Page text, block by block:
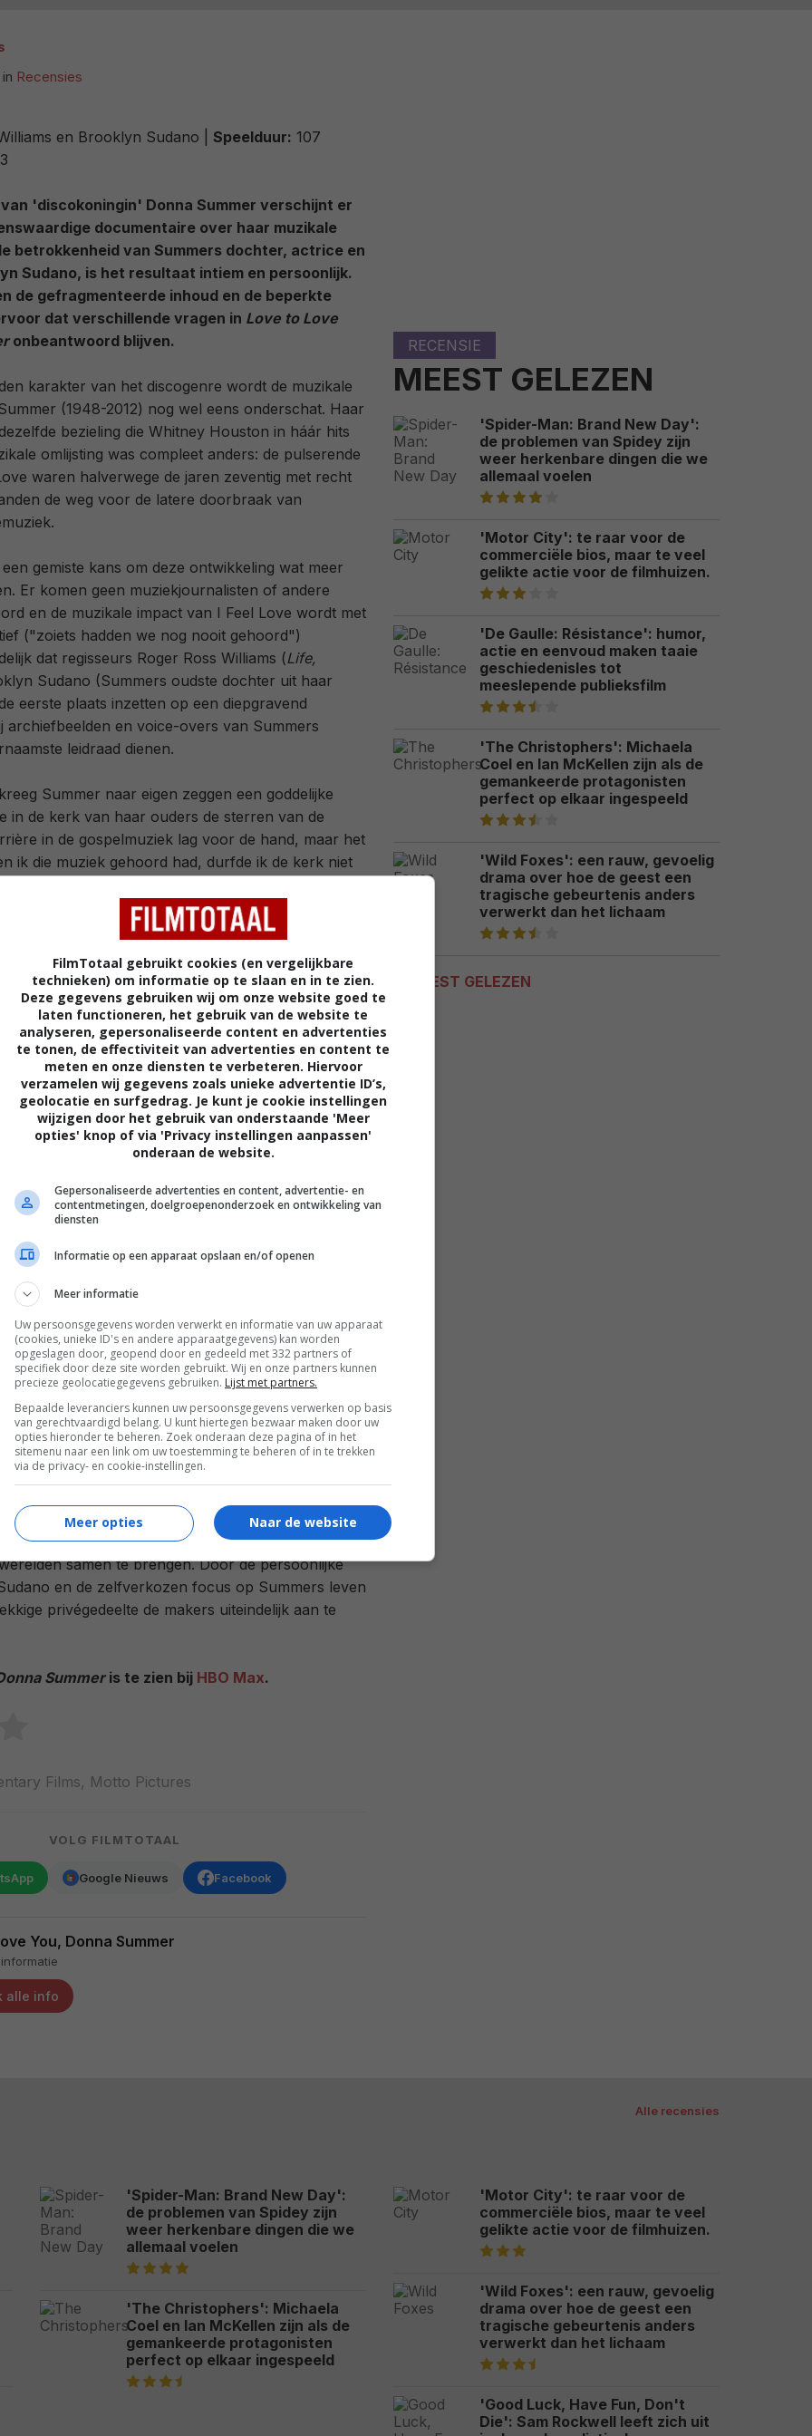
in Recensies
en Brooklyn Sudano | Speelduur: 107
'discokoningin' Donna Summer verschijnt er
documentaire over haar muzikale
betrokkenheid van Summers dochter, actrice en
Sudano, is het resultaat intiem en persoonlijk.
de gefragmenteerde inhoud en de beperkte
dat verschillende vragen in Love to Love
onbeantwoord blijven.
karakter van het discogenre wordt de muzikale
(1948-2012) nog wel eens onderschat. Haar
bezieling die Whitney Houston in háár hits
omlijsting was compleet anders: de pulserende
waren halverwege de jaren zeventig met recht
de weg voor de latere doorbraak van
gemiste kans om deze ontwikkeling wat meer
Er komen geen muziekjournalisten of andere
en de muzikale impact van I Feel Love wordt met
("zoiets hadden we nog nooit gehoord")
dat regisseurs Roger Ross Williams (Life,
Sudano (Summers oudste dochter uit haar
eerste plaats inzetten op een diepgravend
archiefbeelden en voice-overs van Summers
leidraad dienen.
Summer naar eigen zeggen een goddelijke
in de kerk van haar ouders de sterren van de
in de gospelmuziek lag voor de hand, maar het
ik die muziek gehoord had, durfde ik de kerk niet
een familielid de overstap.
onderscheid op muzikaal niveau klinkt, zo
makers Summers raadselachtige karakter op en
in de eerste minuten stelt Summer op archieftape
heeft en verschillende rollen speelt. Later
dat ze het podium als actrice betreedt en niet
te zijn.
bekijkt, zal niet snel opkijken van
bestaan leiden. Toch roept dat gegeven in
extra vraagtekens op, omdat de documentaire
maakt waaróm de zangeres die nood zo voelde. De
maar frustreren ook een beetje: als relatieve
het gevoel krijgen dat je er achteraf alsnog goed
artikelen door te spitten. Niet dat dat
niet naar een documentaire om jezelf door te
beeldregie en de verscheidene bijdrages van
in het bijzonder) maken veel goed, al is het jammer
stilstaat bij haar eigen bijdrages. Zo is er een
scène waarin zij in een atelier een aantal
moeder bekijkt.
in Summers privéleven, kan zo ondanks de uiterst
toch teleurgesteld achterblijven. Aangezien de
en kenners van de
bedient (
The Last Days of Discois dan
slagen Ross Williams en Sudano er dus niet in
samen te brengen. Door de persoonlijke
en de zelfverkozen focus op Summers leven
privégedeelte de makers uiteindelijk aan te
Summeris te zien bij HBO Max.
Films, Motto Pictures
VOLG FILMTOTAAL
Google Nieuws Facebook
You, Donna Summer
alle info
RECENSIE
MEEST GELEZEN
'Spider-Man: Brand New Day':
de problemen van Spidey zijn
weer herkenbare dingen die we
allemaal voelen
'Motor City': te raar voor de
commerciële bios, maar te veel
gelikte actie voor de filmhuizen.
'De Gaulle: Résistance': humor,
actie en eenvoud maken taaie
geschiedenisles tot
meeslepende publieksfilm
'The Christophers': Michaela
Coel en Ian McKellen zijn als de
gemankeerde protagonisten
perfect op elkaar ingespeeld
'Wild Foxes': een rauw, gevoelig
drama over hoe de geest een
tragische gebeurtenis anders
verwerkt dan het lichaam
MEEST GELEZEN
'Spider-Man: Brand New Day':
de problemen van Spidey zijn
weer herkenbare dingen die we
allemaal voelen
'The Christophers': Michaela
Coel en Ian McKellen zijn als de
gemankeerde protagonisten
perfect op elkaar ingespeeld
'Motor City': te raar voor de
commerciële bios, maar te veel
gelikte actie voor de filmhuizen.
'Wild Foxes': een rauw, gevoelig
drama over hoe de geest een
tragische gebeurtenis anders
verwerkt dan het lichaam
'Good Luck, Have Fun, Don't
Die': Sam Rockwell leeft zich uit
Alle recensies
FilmTotaal gebruikt cookies (en vergelijkbare
technieken) om informatie op te slaan en in te zien.
Deze gegevens gebruiken wij om onze website goed te
laten functioneren, het gebruik van de website te
analyseren, gepersonaliseerde content en advertenties
te tonen, de effectiviteit van advertenties en content te
meten en onze diensten te verbeteren. Hiervoor
verzamelen wij gegevens zoals unieke advertentie ID’s,
geolocatie en surfgedrag. Je kunt je cookie instellingen
wijzigen door het gebruik van onderstaande 'Meer
opties' knop of via 'Privacy instellingen aanpassen'
onderaan de website.
Gepersonaliseerde advertenties en content, advertentie- en
contentmetingen, doelgroepenonderzoek en ontwikkeling van
diensten
Informatie op een apparaat opslaan en/of openen
Meer informatie
Uw persoonsgegevens worden verwerkt en informatie van uw apparaat
(cookies, unieke ID's en andere apparaatgegevens) kan worden
opgeslagen door, geopend door en gedeeld met 332 partners of
specifiek door deze site worden gebruikt. Wij en onze partners kunnen
precieze geolocatiegegevens gebruiken. Lijst met partners.
Bepaalde leveranciers kunnen uw persoonsgegevens verwerken op basis
van gerechtvaardigd belang. U kunt hiertegen bezwaar maken door uw
opties hieronder te beheren. Zoek onderaan deze pagina of in het
sitemenu naar een link om uw toestemming te beheren of in te trekken
via de privacy- en cookie-instellingen.
Naar de website
Meer opties